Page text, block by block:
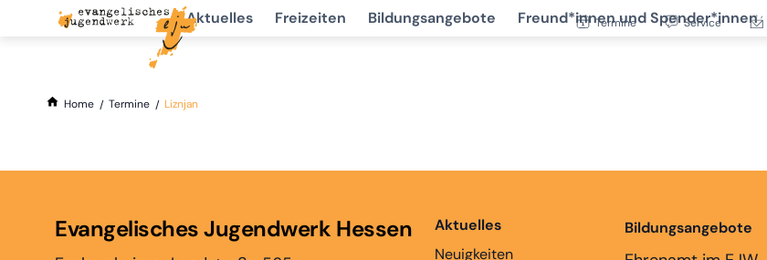
Termine Service
Aktuelles Freizeiten Bildungsangebote Freund*innen und Spender*innen
Home Termine Liznjan
Evangelisches Jugendwerk Hessen
Aktuelles
Neuigkeiten
Bildungsangebote